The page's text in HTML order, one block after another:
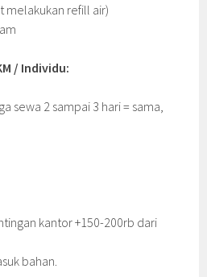
melakukan refill air)
/ Individu:
sewa 2 sampai 3 hari = sama,
kantor +150-200rb dari
bahan.